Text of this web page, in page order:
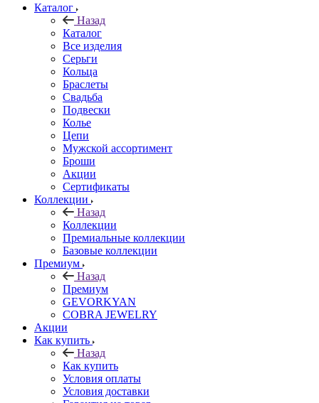
Каталог
Назад
Каталог
Все изделия
Серьги
Кольца
Браслеты
Свадьба
Подвески
Колье
Цепи
Мужской ассортимент
Броши
Акции
Сертификаты
Коллекции
Назад
Коллекции
Премиальные коллекции
Базовые коллекции
Премиум
Назад
Премиум
GEVORKYAN
COBRA JEWELRY
Акции
Как купить
Назад
Как купить
Условия оплаты
Условия доставки